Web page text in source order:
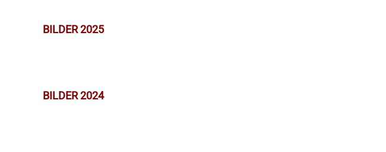
BILDER 2025
BILDER 2024